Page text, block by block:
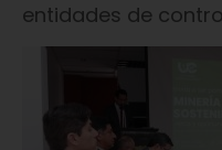
entidades de